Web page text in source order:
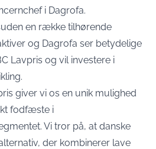
i Dagrofa.
en række tilhørende
og Dagrofa ser betydelige
Lavpris og vil investere i
giver vi os en unik mulighed
fodfæste i
Vi tror på, at danske
der kombinerer lave